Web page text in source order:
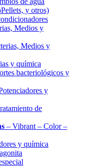
y otros)
Medios y
Medios y
y química
bacteriológicos y
y
de
– Vibrant – Color –
y química